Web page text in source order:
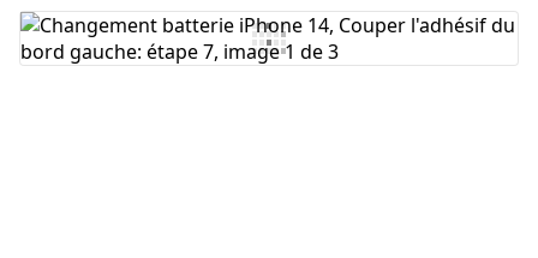
Ajouter un commentaire